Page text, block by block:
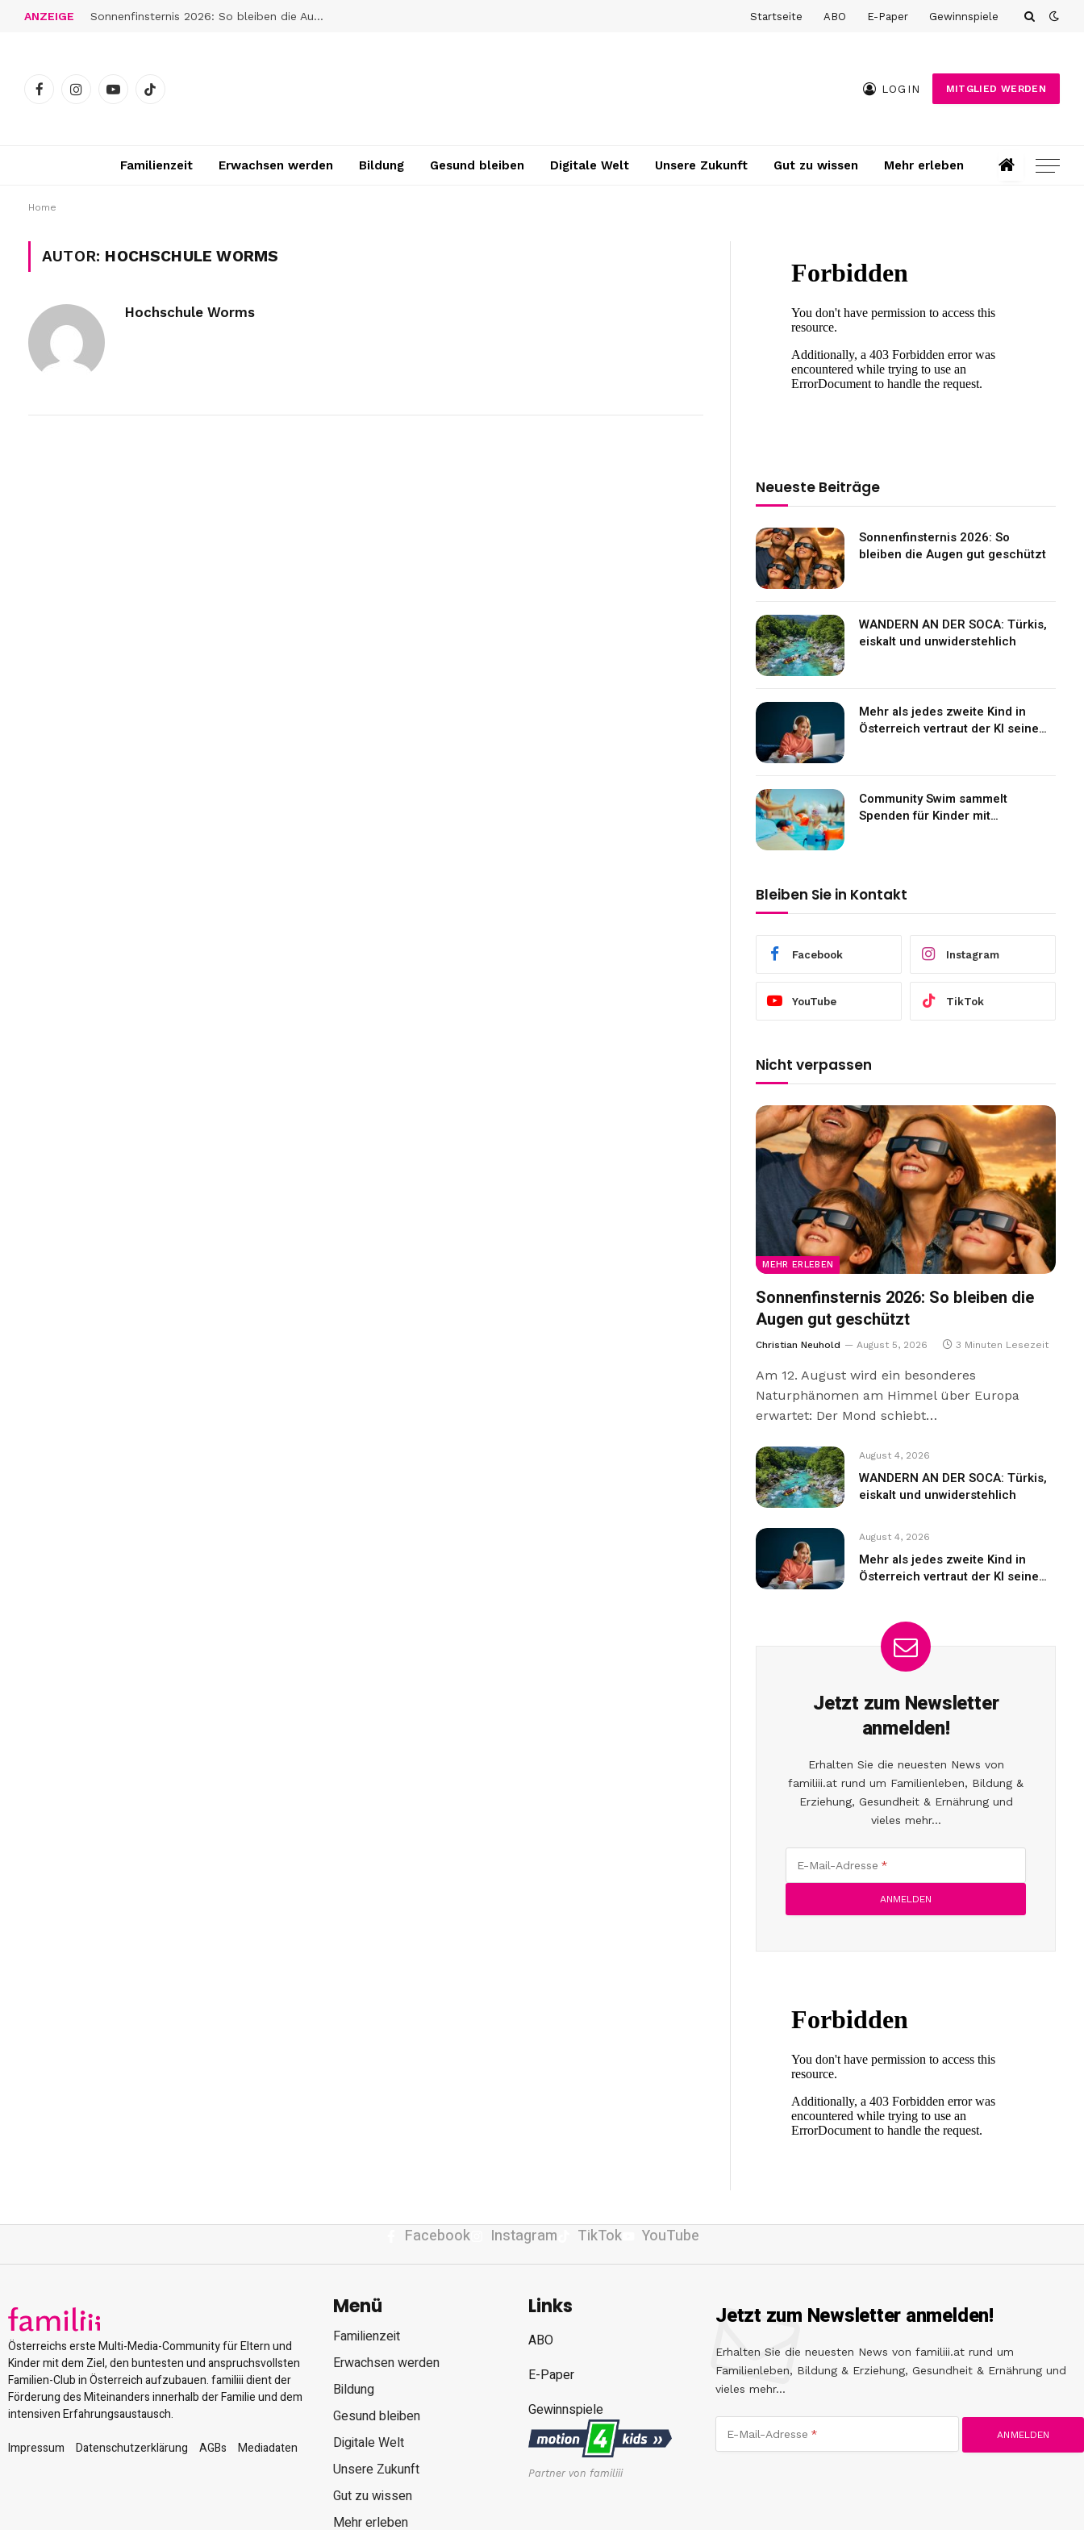
ANZEIGE Sonnenfinsternis 2026: So bleiben die Augen gut geschützt Startseite ABO E-Paper Gewinnspiele
FacebookInstagramYouTubeTikTok
LOGIN MITGLIED WERDEN
Familienzeit Erwachsen werden Bildung Gesund bleiben Digitale Welt Unsere Zukunft Gut zu wissen Mehr erleben
Home
AUTOR: HOCHSCHULE WORMS
Hochschule Worms
Neueste Beiträge
Sonnenfinsternis 2026: So
bleiben die Augen gut geschützt
WANDERN AN DER SOCA: Türkis,
eiskalt und unwiderstehlich
Mehr als jedes zweite Kind in
Österreich vertraut der KI seine
Community Swim sammelt
Spenden für Kinder mit
Bleiben Sie in Kontakt
Facebook Instagram
YouTube TikTok
Nicht verpassen
MEHR ERLEBEN
Sonnenfinsternis 2026: So bleiben die
Augen gut geschützt
Christian Neuhold August 5, 2026 3 Minuten Lesezeit
Am 12. August wird ein besonderes
Naturphänomen am Himmel über Europa
erwartet: Der Mond schiebt…
August 4, 2026
WANDERN AN DER SOCA: Türkis,
eiskalt und unwiderstehlich
August 4, 2026
Mehr als jedes zweite Kind in
Österreich vertraut der KI seine
Jetzt zum Newsletter
anmelden!
Erhalten Sie die neuesten News von
familiii.at rund um Familienleben, Bildung &
Erziehung, Gesundheit & Ernährung und
vieles mehr...
E-Mail-Adresse
Facebook Instagram TikTok YouTube
Österreichs erste Multi-Media-Community für Eltern und
Kinder mit dem Ziel, den buntesten und anspruchsvollsten
Familien-Club in Österreich aufzubauen. familiii dient der
Förderung des Miteinanders innerhalb der Familie und dem
intensiven Erfahrungsaustausch.
Impressum
Datenschutzerklärung AGBs Mediadaten
Menü
Familienzeit
Erwachsen werden
Bildung
Gesund bleiben
Digitale Welt
Unsere Zukunft
Gut zu wissen
Mehr erleben
Links
ABO
E-Paper
Gewinnspiele
Partner von familiii
Jetzt zum Newsletter anmelden!
Erhalten Sie die neuesten News von familiii.at rund um
Familienleben, Bildung & Erziehung, Gesundheit & Ernährung und
vieles mehr...
E-Mail-Adresse